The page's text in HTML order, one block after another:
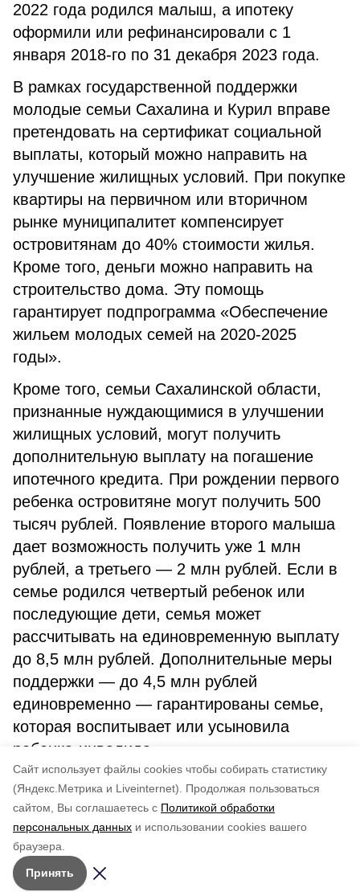
Cайт использует файлы cookies чтобы собирать статистику
(Яндекс.Метрика и Liveinternet).
Продолжая пользоваться
сайтом, Вы соглашаетесь с Политикой обработки
персональных данных и использовании cookies вашего
браузера.
Принять
2022 года родился малыш, а ипотеку
оформили или рефинансировали с 1
января 2018-го по 31 декабря 2023 года.
В рамках государственной поддержки
молодые семьи Сахалина и Курил вправе
претендовать на сертификат социальной
выплаты, который можно направить на
улучшение жилищных условий. При покупке
квартиры на первичном или вторичном
рынке муниципалитет компенсирует
островитянам до 40% стоимости жилья.
Кроме того, деньги можно направить на
строительство дома. Эту помощь
гарантирует подпрограмма «Обеспечение
жильем молодых семей на 2020-2025
годы».
Кроме того, семьи Сахалинской области,
признанные нуждающимися в улучшении
жилищных условий, могут получить
дополнительную выплату на погашение
ипотечного кредита. При рождении первого
ребенка островитяне могут получить 500
тысяч рублей. Появление второго малыша
дает возможность получить уже 1 млн
рублей, а третьего — 2 млн рублей. Если в
семье родился четвертый ребенок или
последующие дети, семья может
рассчитывать на единовременную выплату
до 8,5 млн рублей. Дополнительные меры
поддержки — до 4,5 млн рублей
единовременно — гарантированы семье,
которая воспитывает или усыновила
ребенка-инвалида.
по оценке
5